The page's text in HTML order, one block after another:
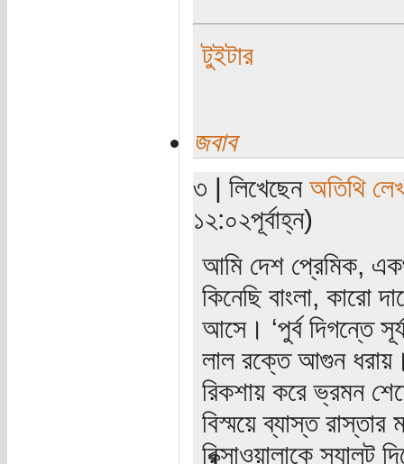
টুইটার
জবাব
৩ | লিখেছেন অতিথি
১২:০২পূর্বাহ্ন)
আমি দেশ প্রেমিক,
কিনেছি বাংলা, কারো
আসে। ‘পুর্ব দিগন্তে
লাল রক্তে আগুন ধরায়।
রিকশায় করে ভ্রমন
বিস্ময়ে ব্যাস্ত রাস্তার
রিক্সাওয়ালাকে